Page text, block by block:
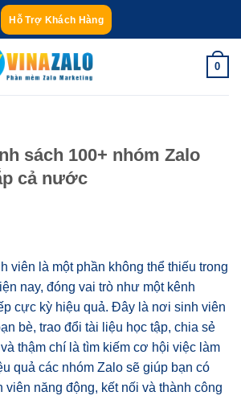
Hỗ Trợ Khách Hàng
0
sách 100+ nhóm Zalo
cả nước
viên là một phần không thể thiếu trong
nay, đóng vai trò như một kênh
cực kỳ hiệu quả. Đây là nơi sinh viên
bè, trao đổi tài liệu học tập, chia sẻ
thậm chí là tìm kiếm cơ hội việc làm
quả các nhóm Zalo sẽ giúp bạn có
viên năng động, kết nối và thành công